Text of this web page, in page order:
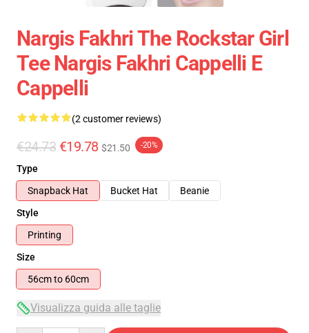
Nargis Fakhri The Rockstar Girl
Tee Nargis Fakhri Cappelli E
Cappelli
(2 customer reviews)
€24.73 €19.78 $21.50 -20%
Type
Snapback Hat
Bucket Hat
Beanie
Style
Printing
Size
56cm to 60cm
Visualizza guida alle taglie